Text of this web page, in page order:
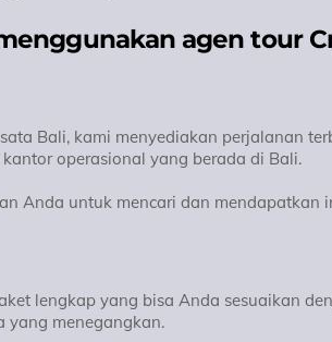
agen tour
Bali, kami menyediakan perjalanan
kantor operasional yang berada di Bali.
Anda untuk mencari dan mendapatkan
lengkap yang bisa Anda sesuaikan
yang menegangkan.